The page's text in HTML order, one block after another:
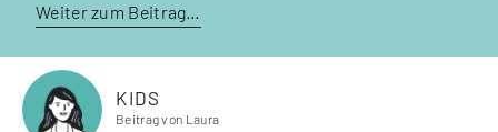
Weiter zum Beitrag…
KIDS
Beitrag von Laura